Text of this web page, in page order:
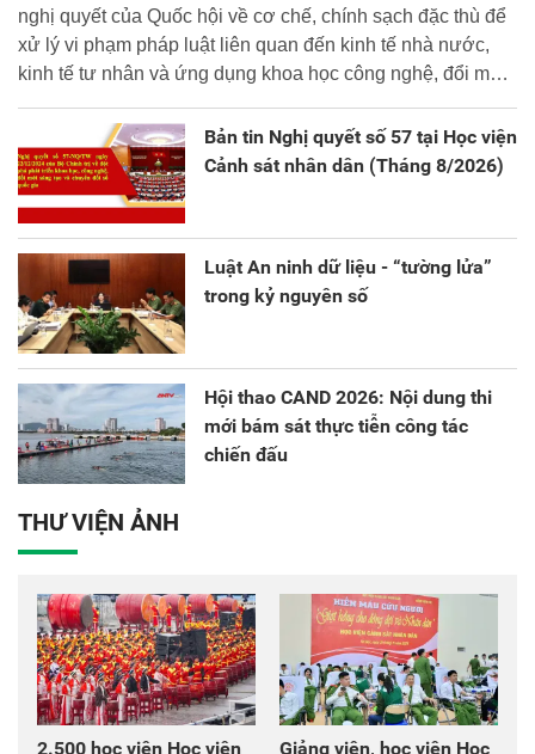
nghị quyết của Quốc hội về cơ chế, chính sạch đặc thù để
xử lý vi phạm pháp luật liên quan đến kinh tế nhà nước,
kinh tế tư nhân và ứng dụng khoa học công nghệ, đổi mới
Bản tin Nghị quyết số 57 tại Học viện
Cảnh sát nhân dân (Tháng 8/2026)
Luật An ninh dữ liệu - “tường lửa”
trong kỷ nguyên số
Hội thao CAND 2026: Nội dung thi
mới bám sát thực tiễn công tác
chiến đấu
THƯ VIỆN ẢNH
2.500 học viên Học viện
Giảng viên, học viên Học